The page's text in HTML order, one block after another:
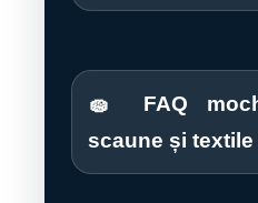
🧽 FAQ
scaune și textile